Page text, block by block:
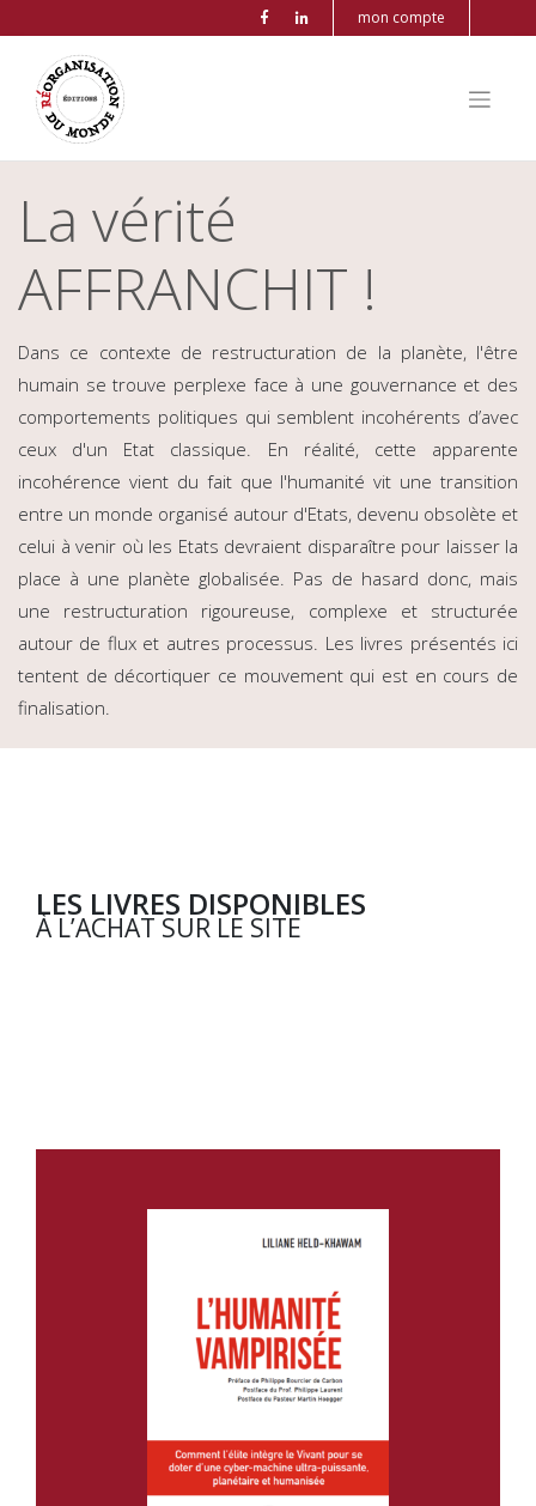
mon compte
La vérité
AFFRANCHIT !
Dans ce contexte de restructuration de la planète, l'être
humain se trouve perplexe face à une gouvernance et des
comportements politiques qui semblent incohérents d’avec
ceux d'un Etat classique. En réalité, cette apparente
incohérence vient du fait que l'humanité vit une transition
entre un monde organisé autour d'Etats, devenu obsolète et
celui à venir où les Etats devraient disparaître pour laisser la
place à une planète globalisée. Pas de hasard donc, mais
une restructuration rigoureuse, complexe et structurée
autour de flux et autres processus. Les livres présentés ici
tentent de décortiquer ce mouvement qui est en cours de
finalisation.
LES LIVRES DISPONIBLES
À L’ACHAT SUR LE SITE